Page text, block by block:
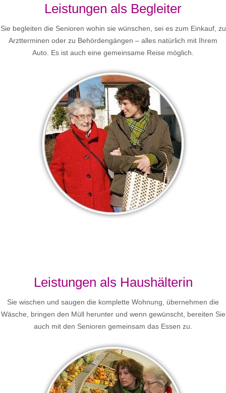
Leistungen als Begleiter
Sie begleiten die Senioren wohin sie wünschen, sei es zum Einkauf, zu
Arztterminen oder zu Behördengängen – alles natürlich mit Ihrem
Auto. Es ist auch eine gemeinsame Reise möglich.
Leistungen als Haushälterin
Sie wischen und saugen die komplette Wohnung, übernehmen die
Wäsche, bringen den Müll herunter und wenn gewünscht, bereiten Sie
auch mit den Senioren gemeinsam das Essen zu.